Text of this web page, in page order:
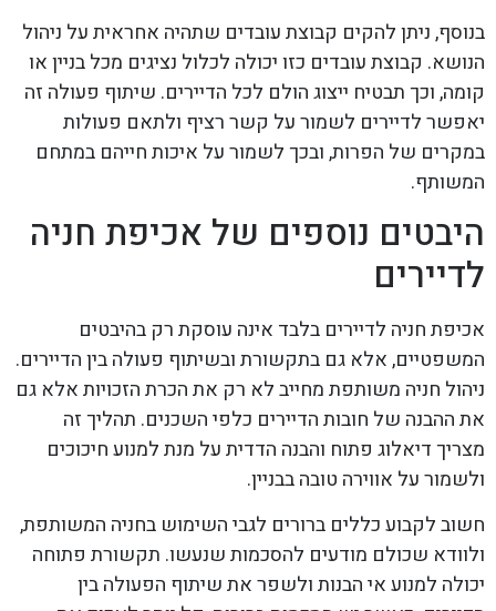
בנוסף, ניתן להקים קבוצת עובדים שתהיה אחראית על ניהול
הנושא. קבוצת עובדים כזו יכולה לכלול נציגים מכל בניין או
קומה, וכך תבטיח ייצוג הולם לכל הדיירים. שיתוף פעולה זה
יאפשר לדיירים לשמור על קשר רציף ולתאם פעולות
במקרים של הפרות, ובכך לשמור על איכות חייהם במתחם
המשותף.
היבטים נוספים של אכיפת חניה
לדיירים
אכיפת חניה לדיירים בלבד אינה עוסקת רק בהיבטים
המשפטיים, אלא גם בתקשורת ובשיתוף פעולה בין הדיירים.
ניהול חניה משותפת מחייב לא רק את הכרת הזכויות אלא גם
את ההבנה של חובות הדיירים כלפי השכנים. תהליך זה
מצריך דיאלוג פתוח והבנה הדדית על מנת למנוע חיכוכים
ולשמור על אווירה טובה בבניין.
חשוב לקבוע כללים ברורים לגבי השימוש בחניה המשותפת,
ולוודא שכולם מודעים להסכמות שנעשו. תקשורת פתוחה
יכולה למנוע אי הבנות ולשפר את שיתוף הפעולה בין